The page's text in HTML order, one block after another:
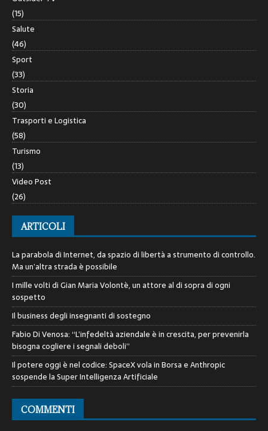
(15)
Salute
(46)
Sport
(33)
Storia
(30)
Trasporti e Logistica
(58)
Turismo
(13)
Video Post
(26)
ARTICOLI
La parabola di Internet, da spazio di libertà a strumento di controllo.
Ma un’altra strada è possibile
I mille volti di Gian Maria Volontè, un attore al di sopra di ogni
sospetto
Il business degli insegnanti di sostegno
Fabio Di Venosa: “L’infedeltà aziendale è in crescita, per prevenirla
bisogna cogliere i segnali deboli”
Il potere oggi è nel codice: SpaceX vola in Borsa e Anthropic
sospende la Super Intelligenza Artificiale
COMMENTI